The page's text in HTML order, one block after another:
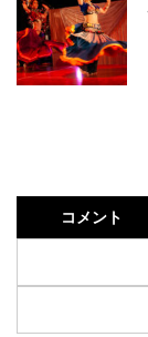
コメント